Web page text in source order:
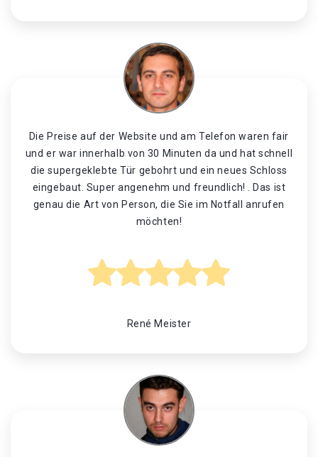
Die Preise auf der Website und am Telefon waren fair
und er war innerhalb von 30 Minuten da und hat schnell
die supergeklebte Tür gebohrt und ein neues Schloss
eingebaut. Super angenehm und freundlich! . Das ist
genau die Art von Person, die Sie im Notfall anrufen
möchten!
René Meister